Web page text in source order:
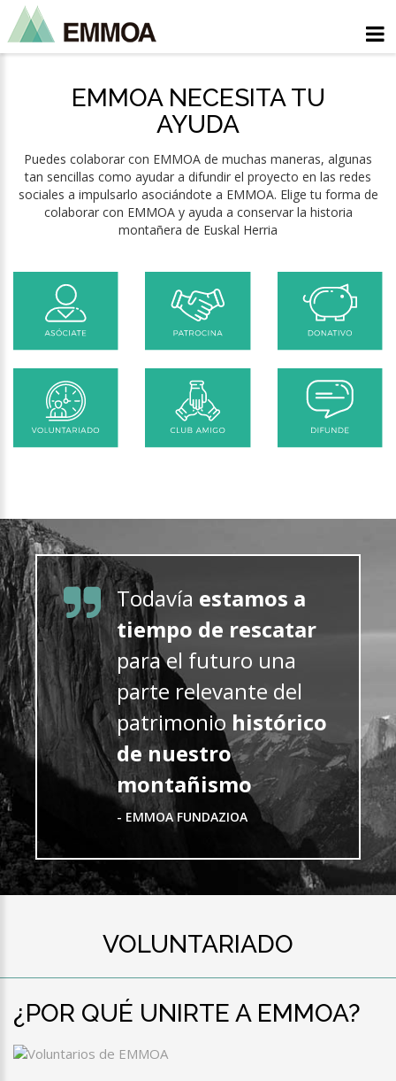
EMMOA NECESITA TU
AYUDA
Puedes colaborar con EMMOA de muchas maneras, algunas
tan sencillas como ayudar a difundir el proyecto en las redes
sociales a impulsarlo asociándote a EMMOA. Elige tu forma de
colaborar con EMMOA y ayuda a conservar la historia
montañera de Euskal Herria
Todavía estamos a
tiempo de rescatar
para el futuro una
parte relevante del
patrimonio histórico
de nuestro
montañismo
- EMMOA FUNDAZIOA
VOLUNTARIADO
¿POR QUÉ UNIRTE A EMMOA?